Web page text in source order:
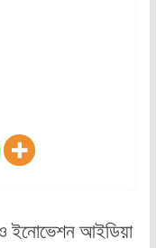
ও ইনোভেশন আইডিয়া